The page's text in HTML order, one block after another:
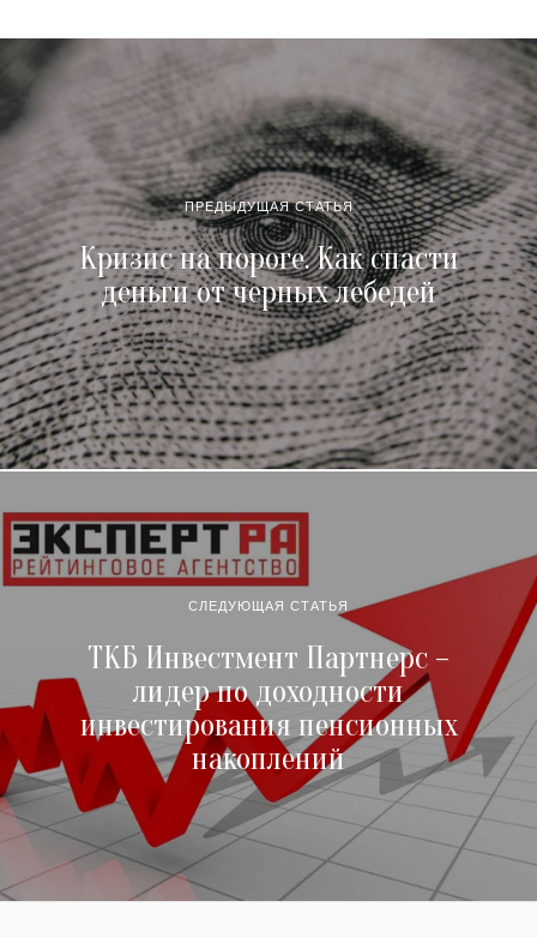
ПРЕДЫДУЩАЯ СТАТЬЯ
Кризис на пороге. Как спасти
деньги от черных лебедей
СЛЕДУЮЩАЯ СТАТЬЯ
ТКБ Инвестмент Партнерс –
лидер по доходности
инвестирования пенсионных
накоплений